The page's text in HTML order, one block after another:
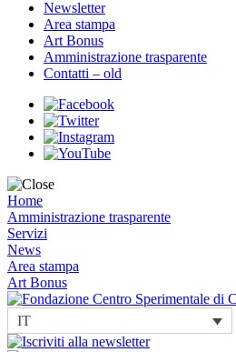
Newsletter
Area stampa
Art Bonus
Amministrazione trasparente
Contatti – old
Home
Amministrazione trasparente
Servizi
News
Area stampa
Art Bonus
IT